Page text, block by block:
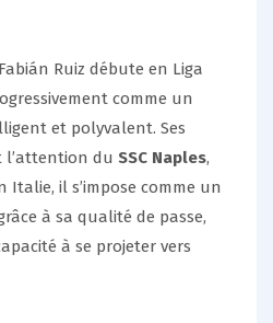
Ruiz débute en Liga
comme un
et polyvalent. Ses
l’attention du SSC Naples,
Italie, il s’impose comme un
à sa qualité de passe,
à se projeter vers